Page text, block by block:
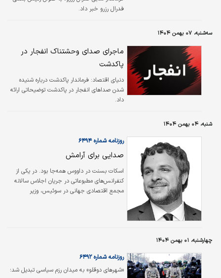
فدرال رزرو خبر داد.
سه‌شنبه، ۰۷ بهمن ۱۴۰۴
ماجرای صدای وحشتناک انفجار در
پاکدشت
دنیای اقتصاد: فرماندار پاکدشت درباره شنیده
شدن صداهای انفجار در پاکدشت توضیحاتی ارائه
داد.
شنبه، ۰۴ بهمن ۱۴۰۴
روزنامه شماره ۶۴۹۴
صدایی برای آرامش
اسکات بسنت در داووس همه‌جا بود. در یکی از
کنفرانس‌های مطبوعاتی در جریان اجلاس سالانه
مجمع اقتصادی جهانی در سوئیس، وزیر
چهارشنبه، ۰۱ بهمن ۱۴۰۴
«شهرهای دوقلو» به میدان رزم سیاسی تبدیل شد؛
روزنامه شماره ۶۴۹۲